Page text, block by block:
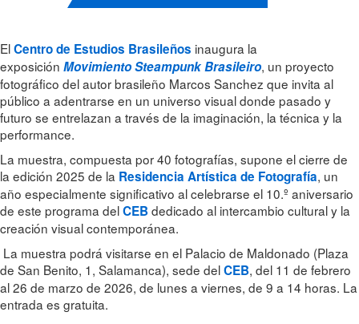
ElCentro de Estudios Brasileños inaugura la
exposición Movimiento Steampunk Brasileiro, un proyecto
fotográfico del autor brasileño Marcos Sanchez que invita al
público a adentrarse en un universo visual donde pasado y
futuro se entrelazan a través de la imaginación, la técnica y la
performance.
La muestra, compuesta por 40 fotografías, supone el cierre de
la edición 2025 de la Residencia Artística de Fotografía, un
año especialmente significativo al celebrarse el 10.º aniversario
de este programa delCEBdedicado al intercambio cultural y la
creación visual contemporánea.
La muestra podrá visitarse en el Palacio de Maldonado (Plaza
de San Benito, 1, Salamanca), sede delCEB, del 11 de febrero
al 26 de marzo de 2026, de lunes a viernes, de 9 a 14 horas. La
entrada es gratuita.